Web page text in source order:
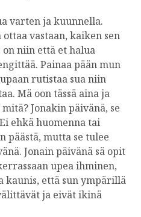
varten ja kuunnella.
vastaan, kaiken sen
on niin että et halua
Painaa pään mun
rutistaa sua niin
Mä oon tässä aina ja
Jonakin päivänä, se
ehkä huomenna tai
päästä, mutta se tulee
Jonain päivänä sä opit
upea ihminen,
kaunis, että sun ympärillä
ja eivät ikinä